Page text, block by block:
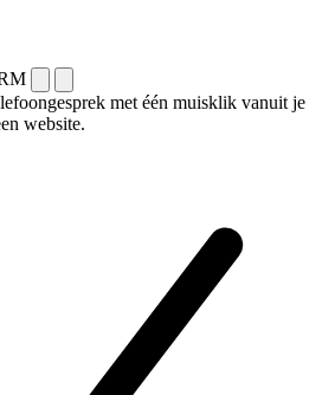
met één muisklik vanuit je
website.